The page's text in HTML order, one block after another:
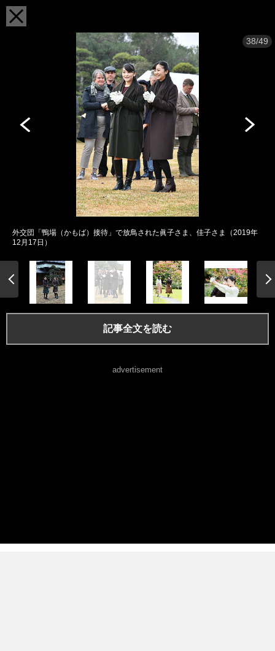
38/49
外交団「鴨場（かもば）接待」で放鳥された眞子さま、佳子さま（2019年
12月17日）
記事全文を読む
advertisement